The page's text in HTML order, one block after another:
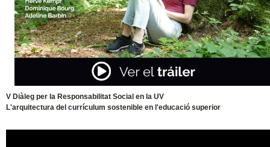
V Diàleg per la Responsabilitat Social en la UV
L'arquitectura del currículum sostenible en l'educació superior